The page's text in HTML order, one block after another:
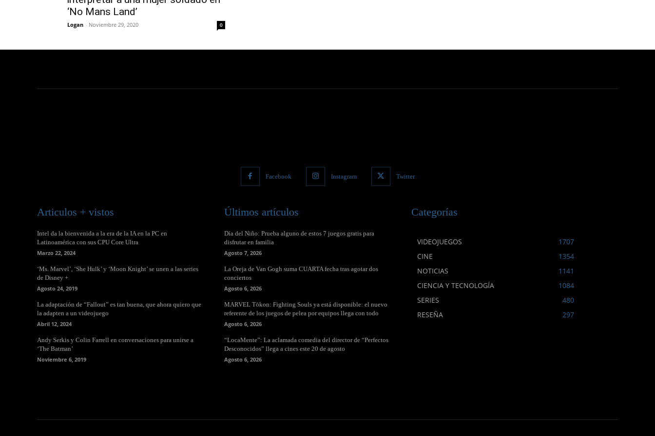
‘No Mans Land’
Logan - Noviembre 29, 2020 0
Facebook Instagram Twitter
Articulos + vistos
Intel da la bienvenida a la era de la IA en la PC en
Latinoamérica con sus CPU Core Ultra
Marzo 22, 2024
‘Ms. Marvel’, ‘She Hulk’ y ‘Moon Knight’ se unen a las series
de Disney +
Agosto 24, 2019
La adaptación de “Fallout” es tan buena, que ahora quiero que
la adapten a un videojuego
Abril 12, 2024
Andy Serkis y Colin Farrell en conversaciones para unirse a
‘The Batman’
Noviembre 6, 2019
Últimos artículos
Día del Niño: Prueba alguno de estos 7 juegos gratis para
disfrutar en familia
Agosto 7, 2026
La Oreja de Van Gogh suma CUARTA fecha tras agotar dos
conciertos
Agosto 6, 2026
MARVEL Tōkon: Fighting Souls ya está disponible: el nuevo
referente de los juegos de pelea por equipos llega con todo
Agosto 6, 2026
“LocaMente”: La aclamada comedia del director de “Perfectos
Desconocidos” llega a cines este 20 de agosto
Agosto 6, 2026
Categorías
VIDEOJUEGOS
1707
CINE
1354
NOTICIAS
1141
CIENCIA Y TECNOLOGÍA
1084
SERIES
480
RESEÑA
297